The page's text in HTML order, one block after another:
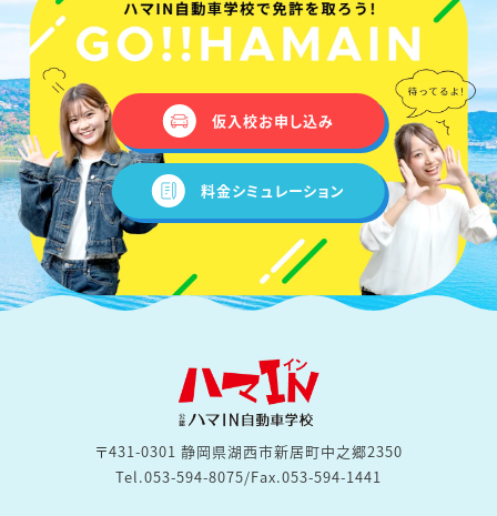
仮入校お申し込み
料金シミュレーション
〒431-0301 静岡県湖西市新居町中之郷2350
Tel.053-594-8075/Fax.053-594-1441